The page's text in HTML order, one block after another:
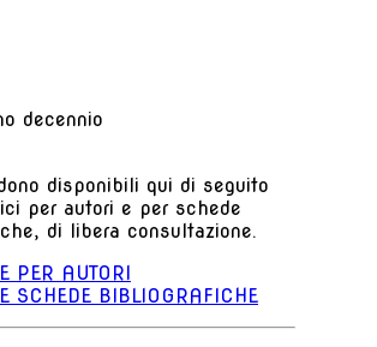
disponibili qui di seguito
per autori e per schede
di libera consultazione.
PER AUTORI
SCHEDE BIBLIOGRAFICHE